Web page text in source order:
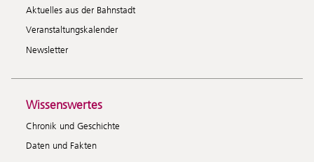
Aktuelles aus der Bahnstadt
Veranstaltungskalender
Newsletter
Wissenswertes
Chronik und Geschichte
Daten und Fakten